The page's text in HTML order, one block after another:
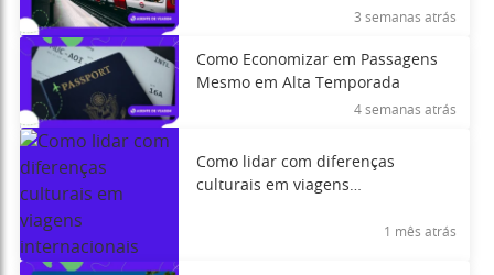
3 semanas atrás
Como Economizar em Passagens
Mesmo em Alta Temporada
4 semanas atrás
Como lidar com diferenças
culturais em viagens
1 mês atrás